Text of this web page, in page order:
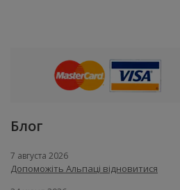
Блог
7 августа 2026
Допоможіть Альпаці відновитися